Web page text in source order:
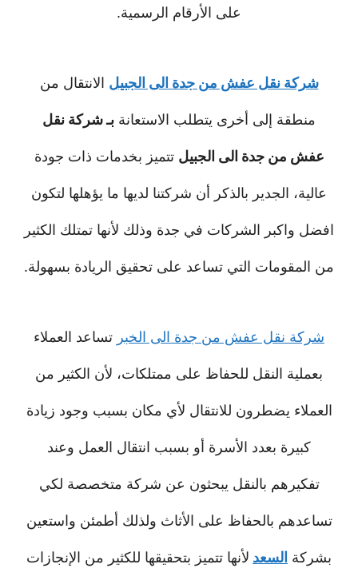
على الأرقام الرسمية.
شركة نقل عفش من جدة الى الجبيل الانتقال من
منطقة إلى أخرى يتطلب الاستعانة بـ شركة نقل
عفش من جدة الى الجبيل تتميز بخدمات ذات جودة
عالية، الجدير بالذكر أن شركتنا لديها ما يؤهلها لتكون
افضل واكبر الشركات في جدة وذلك لأنها تمتلك الكثير
من المقومات التي تساعد على تحقيق الريادة بسهولة.
شركة نقل عفش من جدة الى الخبر تساعد العملاء
بعملية النقل للحفاظ على ممتلكات، لأن الكثير من
العملاء يضطرون للانتقال لأي مكان بسبب وجود زيادة
كبيرة بعدد الأسرة أو بسبب انتقال العمل وعند
تفكيرهم بالنقل يبحثون عن شركة متخصصة لكي
تساعدهم بالحفاظ على الأثاث ولذلك أطمئن واستعين
بشركة السعد لأنها تتميز بتحقيقها للكثير من الإنجازات